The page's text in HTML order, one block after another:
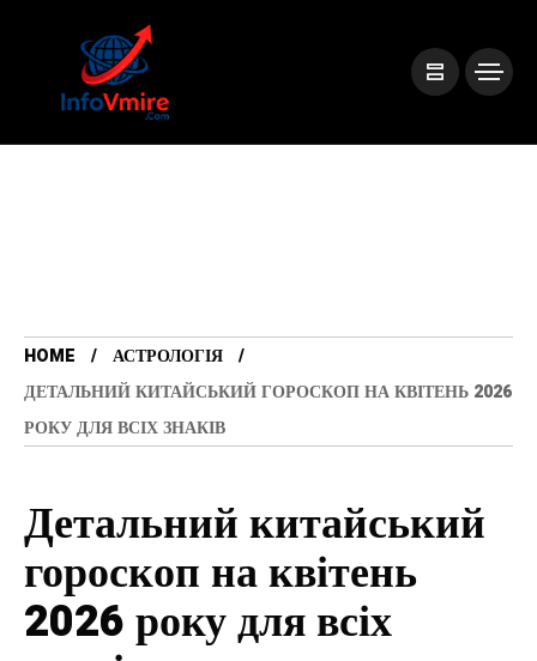
HOME
АСТРОЛОГІЯ
ДЕТАЛЬНИЙ КИТАЙСЬКИЙ ГОРОСКОП НА КВІТЕНЬ 2026
РОКУ ДЛЯ ВСІХ ЗНАКІВ
Детальний китайський
гороскоп на квітень
2026 року для всіх